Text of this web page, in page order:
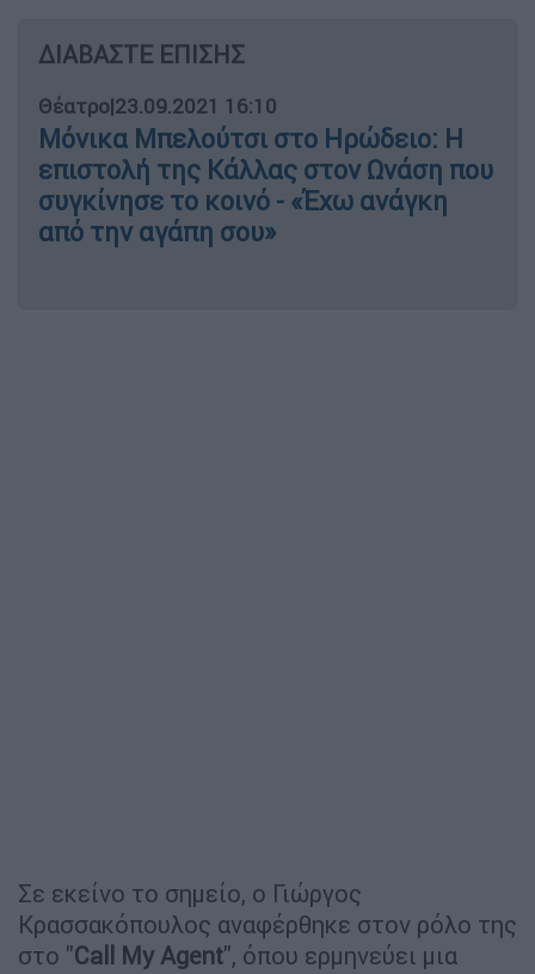
ΔΙΑΒΑΣΤΕ ΕΠΙΣΗΣ
Θέατρο|23.09.2021 16:10
Μόνικα Μπελούτσι στο Ηρώδειο: Η
επιστολή της Κάλλας στον Ωνάση που
συγκίνησε το κοινό - «Έχω ανάγκη
από την αγάπη σου»
Σε εκείνο το σημείο, ο Γιώργος
Κρασσακόπουλος αναφέρθηκε στον ρόλο της
στο "Call My Agent", όπου ερμηνεύει μια